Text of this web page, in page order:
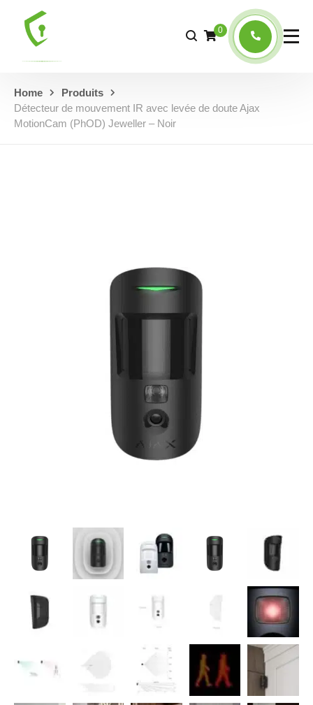
0
Home
Produits
Détecteur de mouvement IR avec levée de doute Ajax
MotionCam (PhOD) Jeweller – Noir